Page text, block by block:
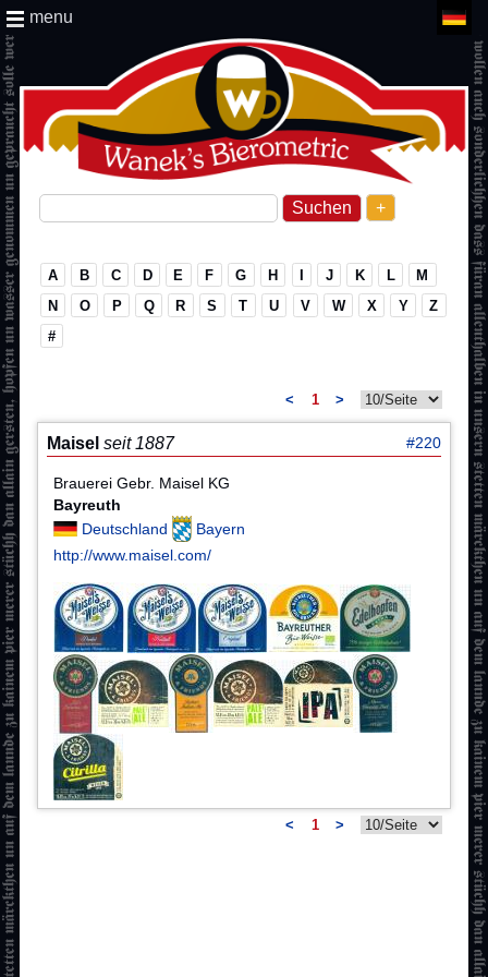
+
menu
A B C D E F G H I J K L
M
N
O P Q R S T U V W X Y
Z
#
< 1 >
Maisel seit 1887 #220
Brauerei Gebr. Maisel KG
Bayreuth
Deutschland
Bayern
http://www.maisel.com/
< 1 >